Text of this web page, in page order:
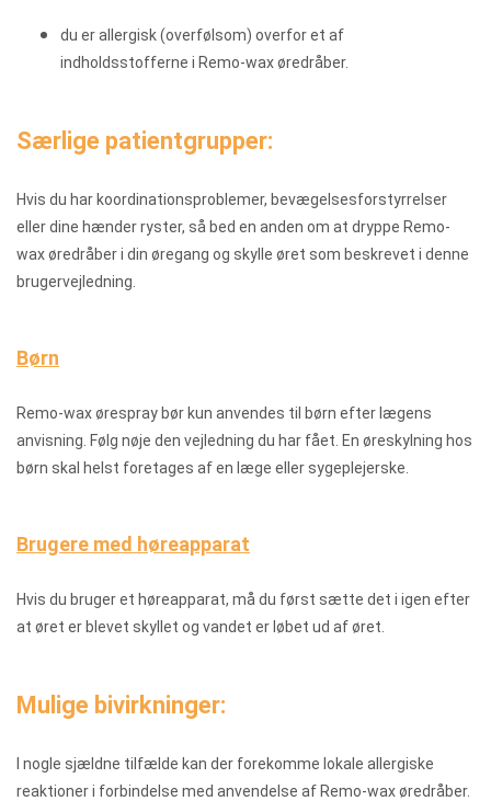
du er allergisk (overfølsom) overfor et af
indholdsstofferne i Remo-wax øredråber.
Særlige patientgrupper:
Hvis du har koordinationsproblemer, bevægelsesforstyrrelser
eller dine hænder ryster, så bed en anden om at dryppe Remo-
wax øredråber i din øregang og skylle øret som beskrevet i denne
brugervejledning.
Børn
Remo-wax ørespray bør kun anvendes til børn efter lægens
anvisning. Følg nøje den vejledning du har fået. En øreskylning hos
børn skal helst foretages af en læge eller sygeplejerske.
Brugere med høreapparat
Hvis du bruger et høreapparat, må du først sætte det i igen efter
at øret er blevet skyllet og vandet er løbet ud af øret.
Mulige bivirkninger:
I nogle sjældne tilfælde kan der forekomme lokale allergiske
reaktioner i forbindelse med anvendelse af Remo-wax øredråber.